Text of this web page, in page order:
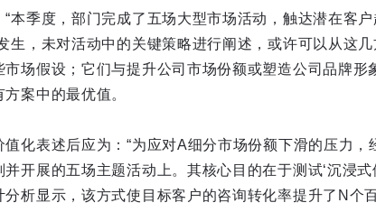
本季度，部门完成了五场大型市场活动，触达潜在客户
生，未对活动中的关键策略进行阐述，或许可以从这几
场假设；它们与提升公司市场份额或塑造公司品牌形
案中的最优值。
化表述后应为：“为应对A细分市场份额下滑的压力，
开展的五场主题活动上。其核心目的在于测试‘沉浸式
析显示，该方式使目标客户的咨询转化率提升了N个